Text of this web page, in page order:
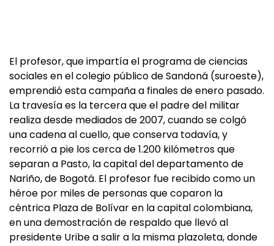
El profesor, que impartía el programa de ciencias
sociales en el colegio público de Sandoná (suroeste),
emprendió esta campaña a finales de enero pasado.
La travesía es la tercera que el padre del militar
realiza desde mediados de 2007, cuando se colgó
una cadena al cuello, que conserva todavía, y
recorrió a pie los cerca de 1.200 kilómetros que
separan a Pasto, la capital del departamento de
Nariño, de Bogotá. El profesor fue recibido como un
héroe por miles de personas que coparon la
céntrica Plaza de Bolívar en la capital colombiana,
en una demostración de respaldo que llevó al
presidente Uribe a salir a la misma plazoleta, donde